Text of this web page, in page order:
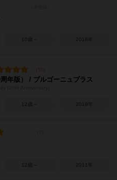
10歳～ 2018年
年版） / ブルゴーニュプラス
12歳～ 2019年
12歳～ 2011年